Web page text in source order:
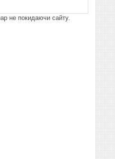
не покидаючи сайту.